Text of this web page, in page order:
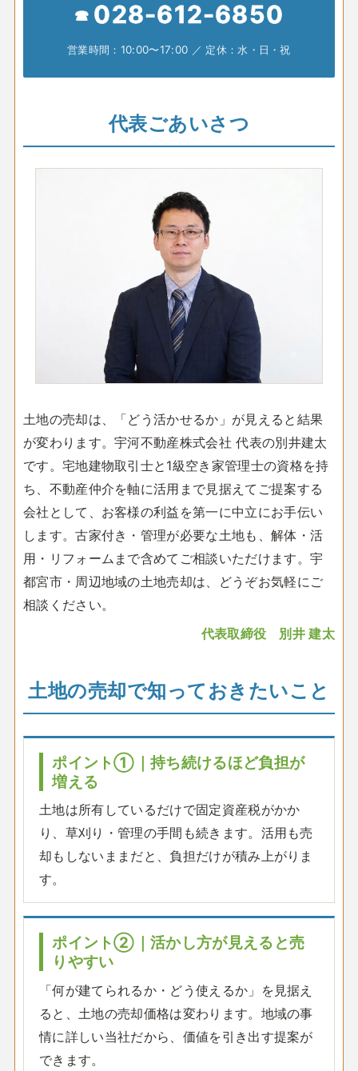
028-612-6850
営業時間：10:00〜17:00 ／ 定休：水・日・祝
代表ごあいさつ
土地の売却は、「どう活かせるか」が見えると結果
が変わります。宇河不動産株式会社 代表の別井建太
です。宅地建物取引士と1級空き家管理士の資格を持
ち、不動産仲介を軸に活用まで見据えてご提案する
会社として、お客様の利益を第一に中立にお手伝い
します。古家付き・管理が必要な土地も、解体・活
用・リフォームまで含めてご相談いただけます。宇
都宮市・周辺地域の土地売却は、どうぞお気軽にご
相談ください。
代表取締役 別井 建太
土地の売却で知っておきたいこと
ポイント①｜持ち続けるほど負担が
増える
土地は所有しているだけで固定資産税がかか
り、草刈り・管理の手間も続きます。活用も売
却もしないままだと、負担だけが積み上がりま
す。
ポイント②｜活かし方が見えると売
りやすい
「何が建てられるか・どう使えるか」を見据え
ると、土地の売却価格は変わります。地域の事
情に詳しい当社だから、価値を引き出す提案が
できます。